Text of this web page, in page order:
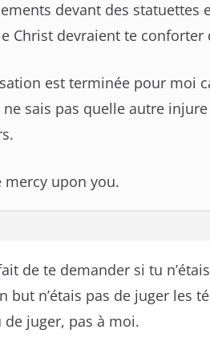
devant des statuettes
Christ devraient te conforter
est terminée pour moi
ne sais pas quelle autre
mercy upon you.
de te demander si tu
but n’étais pas de juger les
de juger, pas à moi.